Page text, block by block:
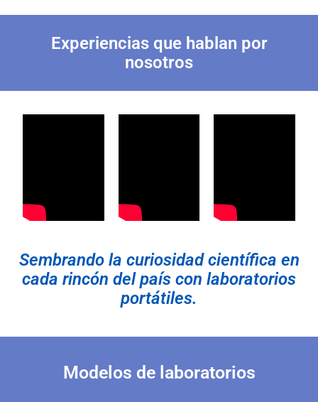
Experiencias que hablan por
nosotros
Sembrando la curiosidad científica en
cada rincón del país con laboratorios
portátiles.
Modelos de laboratorios